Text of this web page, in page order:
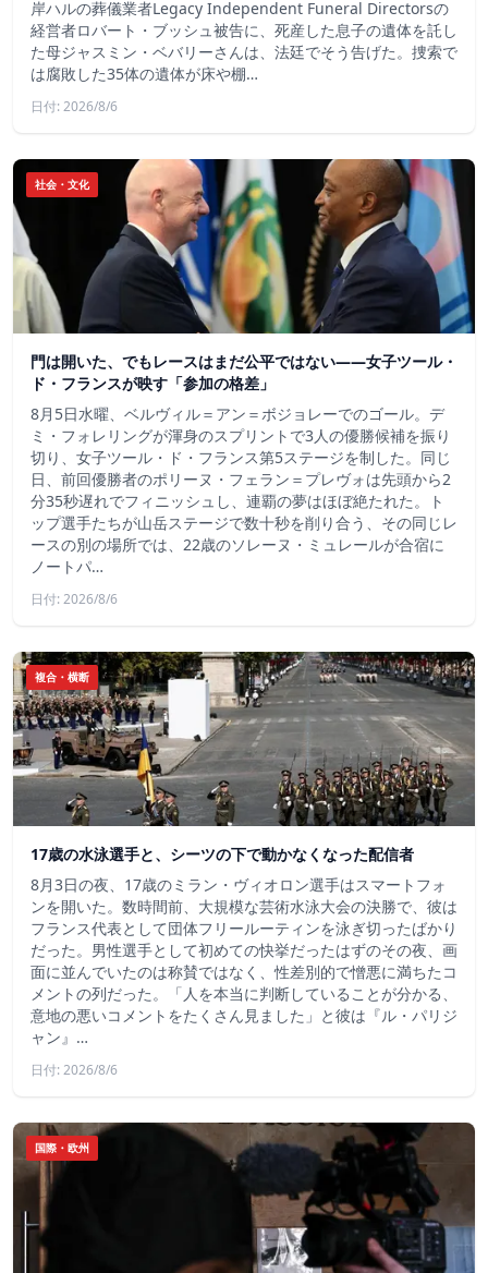
岸ハルの葬儀業者Legacy Independent Funeral Directorsの
経営者ロバート・ブッシュ被告に、死産した息子の遺体を託し
た母ジャスミン・ベバリーさんは、法廷でそう告げた。捜索で
は腐敗した35体の遺体が床や棚…
日付: 2026/8/6
社会・文化
門は開いた、でもレースはまだ公平ではない――女子ツール・
ド・フランスが映す「参加の格差」
8月5日水曜、ベルヴィル＝アン＝ボジョレーでのゴール。デ
ミ・フォレリングが渾身のスプリントで3人の優勝候補を振り
切り、女子ツール・ド・フランス第5ステージを制した。同じ
日、前回優勝者のポリーヌ・フェラン＝プレヴォは先頭から2
分35秒遅れでフィニッシュし、連覇の夢はほぼ絶たれた。ト
ップ選手たちが山岳ステージで数十秒を削り合う、その同じレ
ースの別の場所では、22歳のソレーヌ・ミュレールが合宿に
ノートパ…
日付: 2026/8/6
複合・横断
17歳の水泳選手と、シーツの下で動かなくなった配信者
8月3日の夜、17歳のミラン・ヴィオロン選手はスマートフォ
ンを開いた。数時間前、大規模な芸術水泳大会の決勝で、彼は
フランス代表として団体フリールーティンを泳ぎ切ったばかり
だった。男性選手として初めての快挙だったはずのその夜、画
面に並んでいたのは称賛ではなく、性差別的で憎悪に満ちたコ
メントの列だった。「人を本当に判断していることが分かる、
意地の悪いコメントをたくさん見ました」と彼は『ル・パリジ
ャン』…
日付: 2026/8/6
国際・欧州